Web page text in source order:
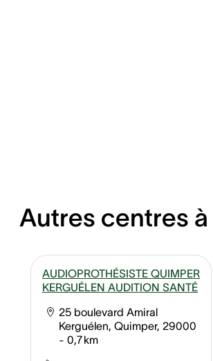
Autres centres
AUDIOPROTHÉSISTE QUIMPER
KERGUÉLEN AUDITION SANTÉ
25 boulevard Amiral
Kerguélen, Quimper, 29000
- 0,7 km